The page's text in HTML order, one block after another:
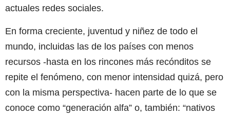
actuales redes sociales.
En forma creciente, juventud y niñez de todo el
mundo, incluidas las de los países con menos
recursos -hasta en los rincones más recónditos se
repite el fenómeno, con menor intensidad quizá, pero
con la misma perspectiva- hacen parte de lo que se
conoce como “generación alfa” o, también: “nativos